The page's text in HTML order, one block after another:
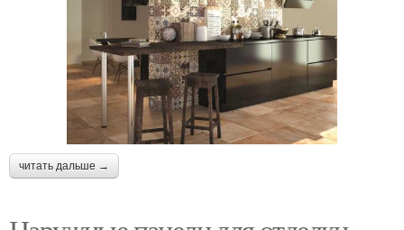
читать дальше →